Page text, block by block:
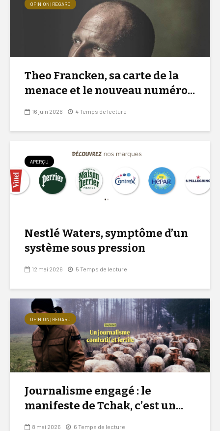
OPINION | REGARD
Theo Francken, sa carte de la
menace et le nouveau numéro...
16 juin 2026 4 Temps de lecture
APERÇU
Nestlé Waters, symptôme d’un
système sous pression
12 mai 2026 5 Temps de lecture
OPINION | REGARD
Journalisme engagé : le
manifeste de Tchak, c’est un...
8 mai 2026 6 Temps de lecture